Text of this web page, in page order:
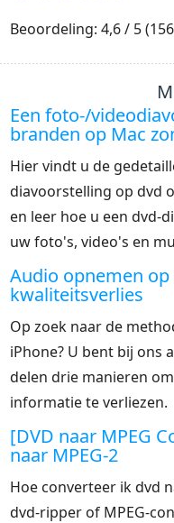
1 3 5
Beoordeling: 4,6 / 5
Een foto-/
branden op Mac
Hier vindt u de
diavoorstelling op dvd
en leer hoe u een dvd-
uw foto's, video's en
Audio opnemen
kwaliteitsverlies
Op zoek naar de
iPhone? U bent bij ons
delen drie manieren
informatie te verliezen.
[DVD naar MPEG
naar MPEG-2
Hoe converteer ik dvd
dvd-ripper of MPEG-